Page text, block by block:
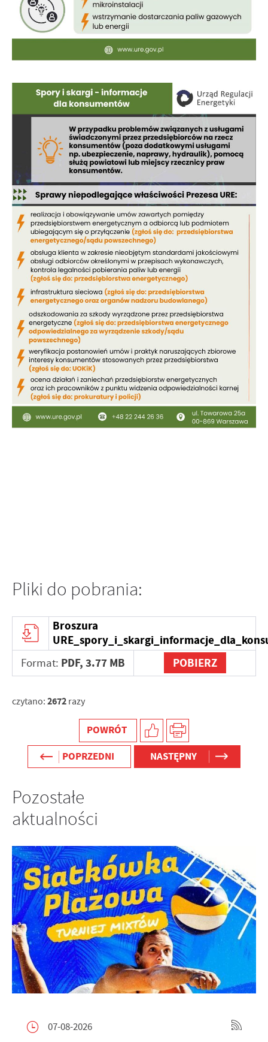
Pliki do pobrania:
Broszura
Format: PDF, 3.77 MB POBIERZ
czytano: 2672 razy
POWRÓT
POPRZEDNI
NASTĘPNY
Pozostałe
aktualności
07-08-2026